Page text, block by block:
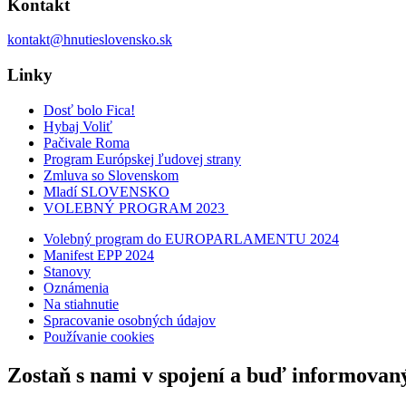
Kontakt
kontakt@hnutieslovensko.sk
Linky
Dosť bolo Fica!
Hybaj Voliť
Pačivale Roma
Program Európskej ľudovej strany
Zmluva so Slovenskom
Mladí SLOVENSKO
VOLEBNÝ PROGRAM 2023
Volebný program do EUROPARLAMENTU 2024
Manifest EPP 2024
Stanovy
Oznámenia
Na stiahnutie
Spracovanie osobných údajov
Používanie cookies
Zostaň s nami v spojení a buď